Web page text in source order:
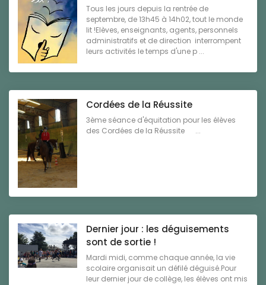
Tous les jours depuis la rentrée de
septembre, de 13h45 à 14h02, tout le monde
lit !Elèves, enseignants, agents, personnels
administratifs et de direction interrompent
leurs activités le temps d'une p ...
Cordées de la Réussite
3ème séance d'équitation pour les élèves
des Cordées de la Réussite ...
Dernier jour : les déguisements
sont de sortie !
Mardi midi, comme chaque année, la vie
scolaire organisait un défilé déguisé.Pour
leur dernier jour de collège, les élèves ont mis